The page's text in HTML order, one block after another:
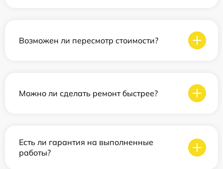
Возможен ли пересмотр стоимости?
Можно ли сделать ремонт быстрее?
Есть ли гарантия на выполненные
работы?